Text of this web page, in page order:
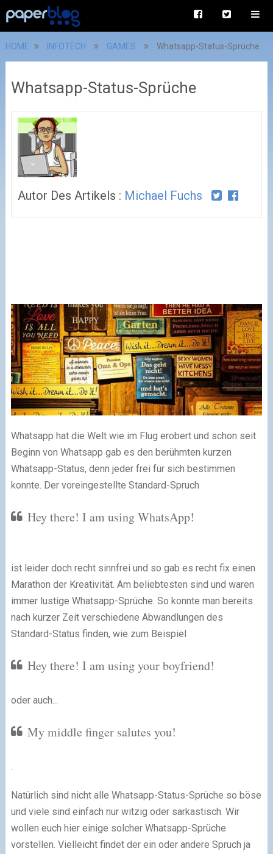
HOME INFOTECH GAMES Whatsapp-Status-Sprüche
Whatsapp-Status-Sprüche
Autor Des Artikels : Michael Fuchs
Whatsapp hat die Welt wie im Flug erobert und schon seit
Beginn von Whatsapp gab es den berühmten kurzen
Whatsapp-Status, denn jeder frei für sich bestimmen
konnte. Der voreingestellte Standard-Spruch
Hey there! I am using WhatsApp!
ist leider doch recht sinnfrei und so gab es recht fix einen
Marathon der Kreativität. Am beliebtesten sind und waren
immer lustige Whatsapp-Sprüche. So konnte man bereits
nach kurzer Zeit verschiedene Abwandlungen des
Standard-Status finden, wie zum Beispiel
Hey there! I am using your boyfriend!
oder auch...
My middle finger salutes you!
Natürlich sind nicht alle Whatsapp-Status-Sprüche so böse
und viele sind einfach nur witzig oder sarkastisch. Wir
wollen euch hier einige solcher Whatsapp-Sprüche
vorstellen. Vielleicht findet der ein oder andere Spruch ja